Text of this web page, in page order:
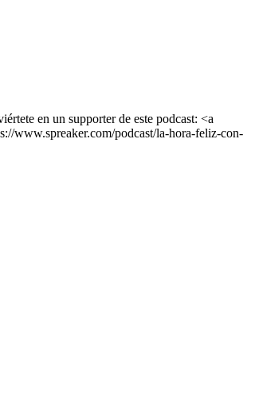
en un supporter de este podcast: <a
www.spreaker.com/podcast/la-hora-feliz-con-